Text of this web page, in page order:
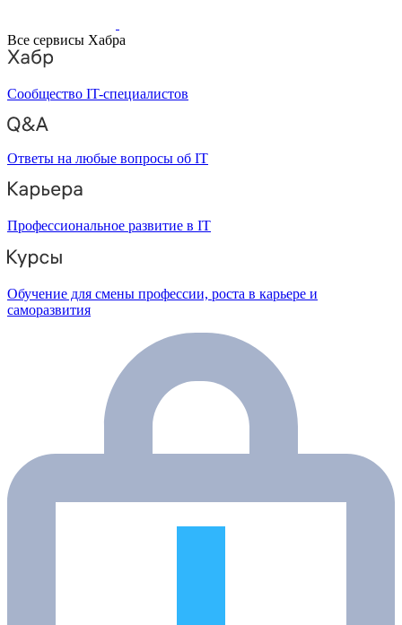
Все сервисы Хабра
Сообщество IT-специалистов
Ответы на любые вопросы об IT
Профессиональное развитие в IT
Обучение для смены профессии, роста в карьере и
саморазвития